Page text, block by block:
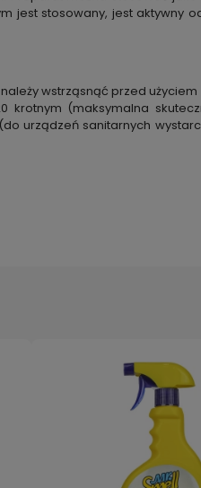
jest stosowany, jest aktywny
wstrząsnąć przed użyciem
krotnym (maksymalna
urządzeń sanitarnych